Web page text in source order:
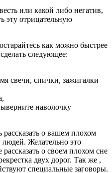
или какой либо негатив,
эту отрицательную
как можно быстрее
следующее:
свечи, спички, зажигалки
наволочку
рассказать о вашем плохом
Желательно это
о своем плохом сне
двух дорог. Так же ,
специальные заговоры.